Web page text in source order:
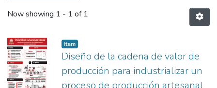
Now showing 1 - 1 of 1
Item
Diseño de la cadena de valor de
producción para industrializar un
proceso de producción artesanal